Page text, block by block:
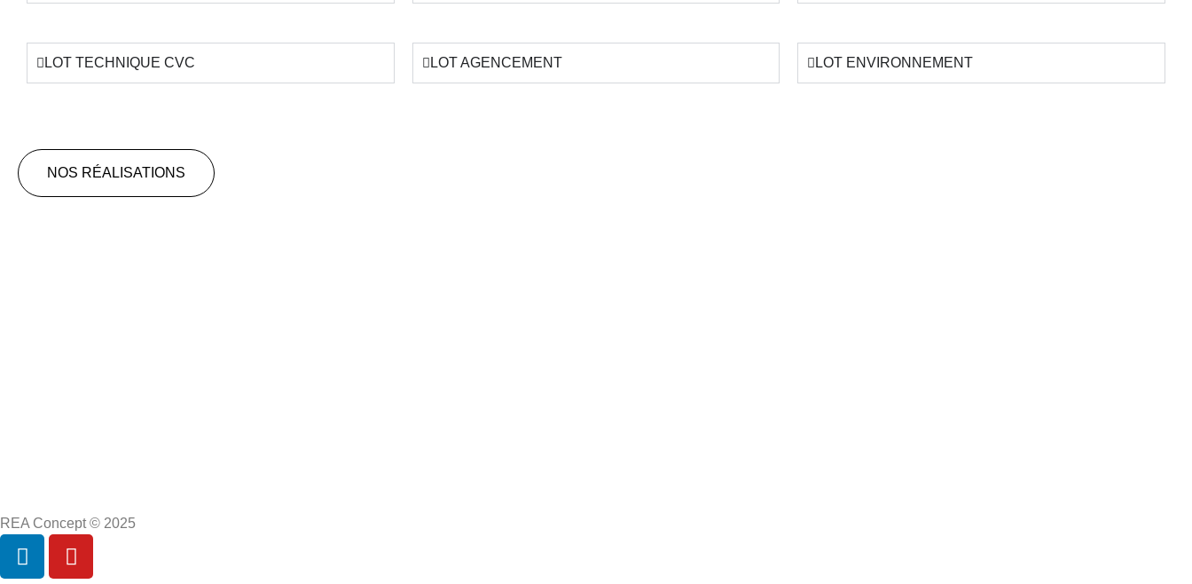
LOT TECHNIQUE CVC LOT AGENCEMENT LOT ENVIRONNEMENT
NOS RÉALISATIONS
REA Concept © 2025